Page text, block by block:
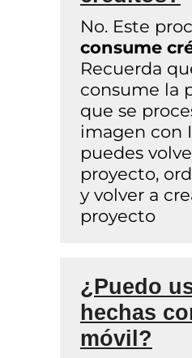
No. Este
consume
Recuerda
consume la
que se
imagen con
puedes
proyecto,
y volver a
proyecto
¿Puedo
hechas
móvil?